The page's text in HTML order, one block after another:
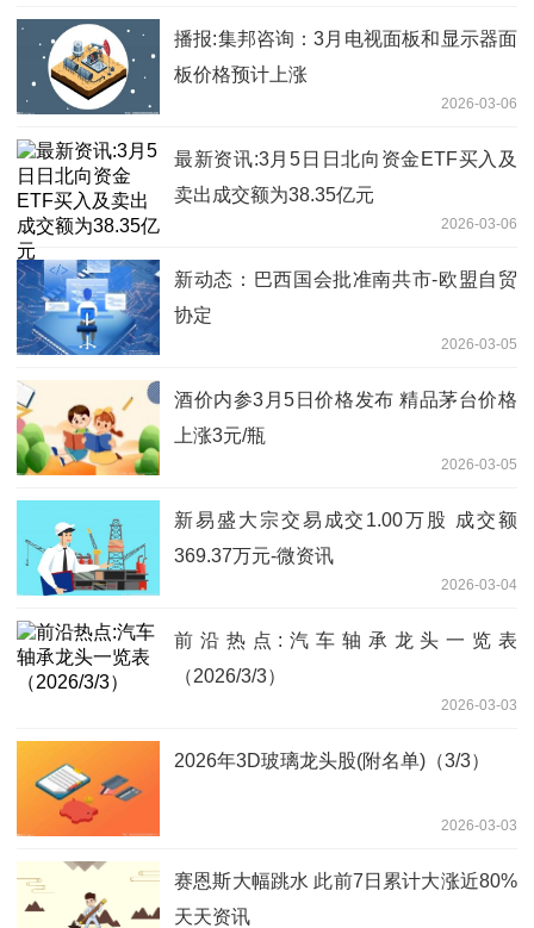
播报:集邦咨询：3月电视面板和显示器面
板价格预计上涨
2026-03-06
最新资讯:3月5日日北向资金ETF买入及
卖出成交额为38.35亿元
2026-03-06
新动态：巴西国会批准南共市-欧盟自贸
协定
2026-03-05
酒价内参3月5日价格发布 精品茅台价格
上涨3元/瓶
2026-03-05
新易盛大宗交易成交1.00万股 成交额
369.37万元-微资讯
2026-03-04
前沿热点:汽车轴承龙头一览表
（2026/3/3）
2026-03-03
2026年3D玻璃龙头股(附名单)（3/3）
2026-03-03
赛恩斯大幅跳水 此前7日累计大涨近80%
天天资讯